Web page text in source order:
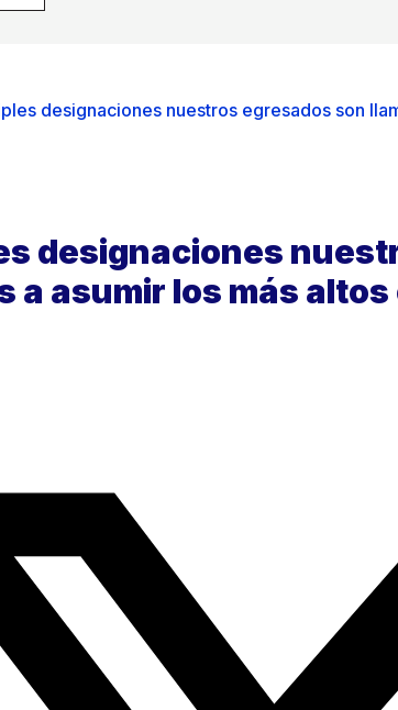
designaciones nuestros egresados son
designaciones
a asumir los más